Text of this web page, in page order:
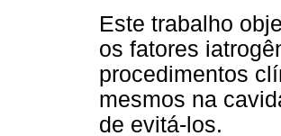
Este trabalho
os fatores
procedimentos
mesmos na
de evitá-los.